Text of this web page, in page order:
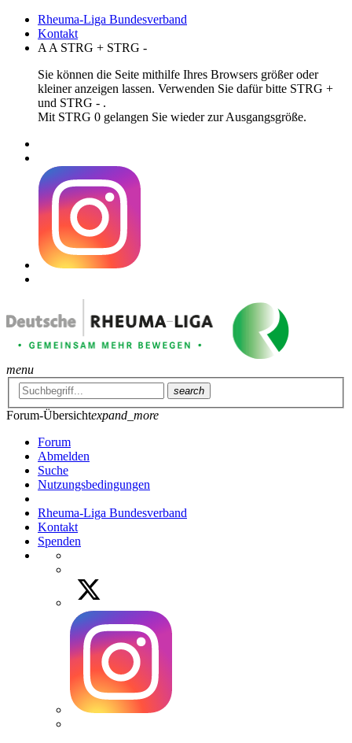
Rheuma-Liga Bundesverband
Kontakt
A A STRG + STRG -
Sie können die Seite mithilfe Ihres Browsers größer oder
kleiner anzeigen lassen. Verwenden Sie dafür bitte STRG +
und STRG - .
Mit STRG 0 gelangen Sie wieder zur Ausgangsgröße.
menu
search
Forum-Übersichtexpand_more
Forum
Abmelden
Suche
Nutzungsbedingungen
Rheuma-Liga Bundesverband
Kontakt
Spenden